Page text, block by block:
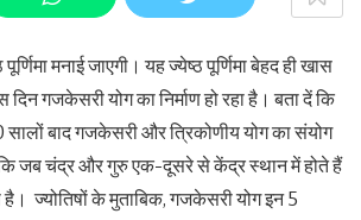
मनाई जाएगी। यह ज्येष्ठ पूर्णिमा बेहद ही खास
दिन गजकेसरी योग का निर्माण हो रहा है। बता दें कि
सालों बाद गजकेसरी और त्रिकोणीय योग का संयोग
कि जब चंद्र और गुरु एक-दूसरे से केंद्र स्थान में होते हैं
ज्योतिषों के मुताबिक, गजकेसरी योग इन 5